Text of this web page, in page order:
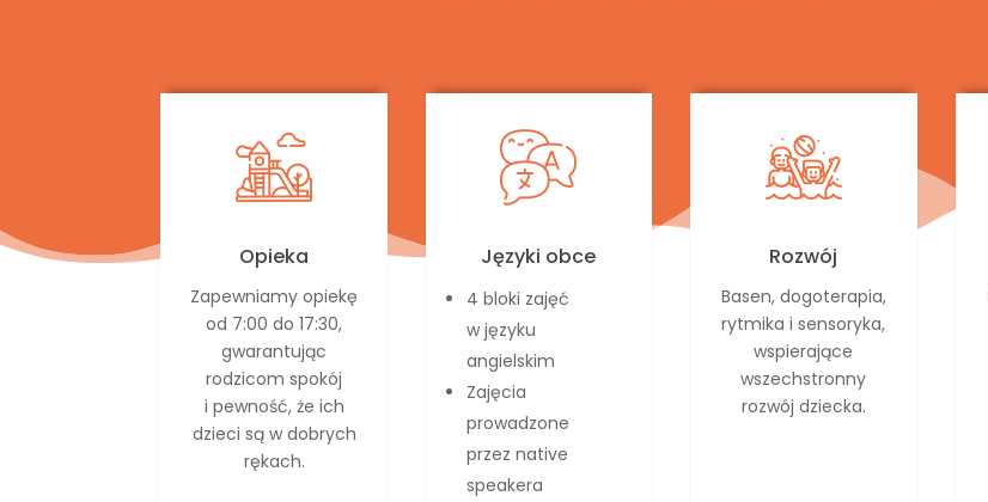
Opieka
Zapewniamy opiekę
od 7:00 do 17:30,
gwarantując
rodzicom spokój
i pewność, że ich
dzieci są w dobrych
rękach.
Języki obce
4 bloki zajęć
w języku
angielskim
Zajęcia
prowadzone
przez native
speakera
Rozwój
Basen, dogoterapia,
rytmika i sensoryka,
wspierające
wszechstronny
rozwój dziecka.